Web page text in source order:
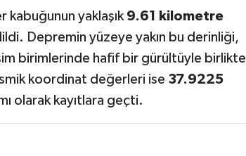
kabuğunun yaklaşık 9.61 kilometre
Depremin yüzeye yakın bu derinliği,
birimlerinde hafif bir gürültüyle birlikte
koordinat değerleri ise 37.9225
olarak kayıtlara geçti.